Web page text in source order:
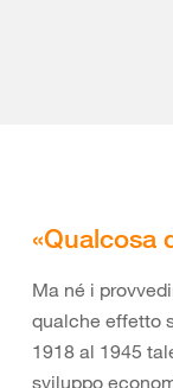
«Qualcosa
Ma né i
qualche effetto
1918 al 1945
sviluppo